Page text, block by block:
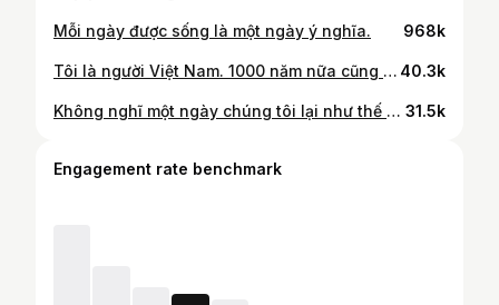
Mỗi ngày được sống là một ngày ý nghĩa. 968k
Tôi là người Việt Nam. 1000 năm nữa cũng vậy. 40.3k
Không nghĩ một ngày chúng tôi lại như thế này Hâhhaa 31.5k
Engagement rate benchmark